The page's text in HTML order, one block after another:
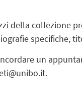
della collezione
specifiche,
un